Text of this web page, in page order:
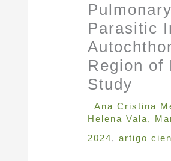
Parasitic
Region of
Study
Ana Cristina
Helena Vala,
2024,artigo